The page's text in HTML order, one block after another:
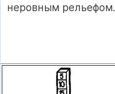
неровным рельефом.